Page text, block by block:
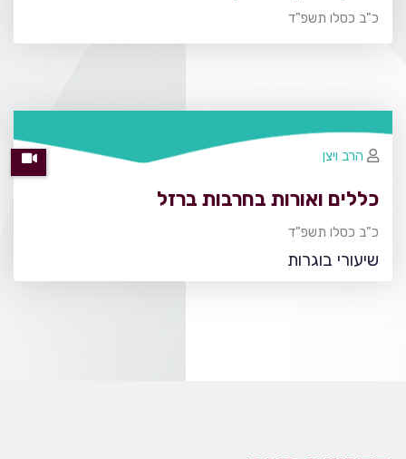
כ"ב כסלו תשפ"ד
כללים ואורות בחרבות ברזל
כ"ב כסלו תשפ"ד
שיעורי בוגרות
הרב ויצן